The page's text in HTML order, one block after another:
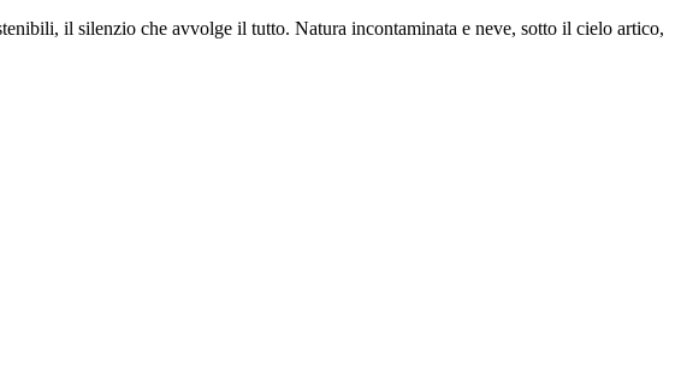
il silenzio che avvolge il tutto. Natura incontaminata e neve, sotto il cielo artico,